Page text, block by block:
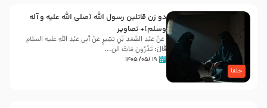
خلفا
دو زن قاتلين رسول الله (صلى‌ الله‌ علیه‌ و آله‌
وسلم)+ تصاویر
عَنْ عَبْدِ الصَّمَدِ بْنِ بَشِیرٍ عَنْ أَبِی عَبْدِ اللَّهِ علیه السلام
قَالَ: تَدْرُونَ مَاتَ الن...
۱۹ /۰۵/ ۱۴۰۵